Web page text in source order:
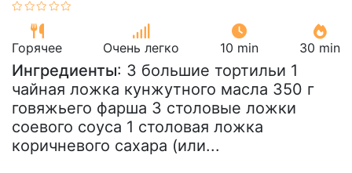
Горячее Очень легко 10 min 30 min
Ингредиенты: 3 большие тортильи 1
чайная ложка кунжутного масла 350 г
говяжьего фарша 3 столовые ложки
соевого соуса 1 столовая ложка
коричневого сахара (или...